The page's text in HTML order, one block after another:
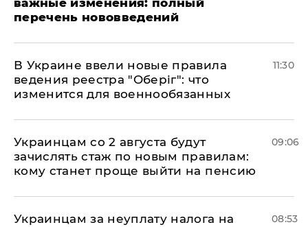
важные изменения: полный
перечень нововведений
В Украине ввели новые правила
ведения реестра "Оберіг": что
изменится для военнообязанных
11:30
Украинцам со 2 августа будут
зачислять стаж по новым правилам:
кому станет проще выйти на пенсию
09:06
Украинцам за неуплату налога на
08:53